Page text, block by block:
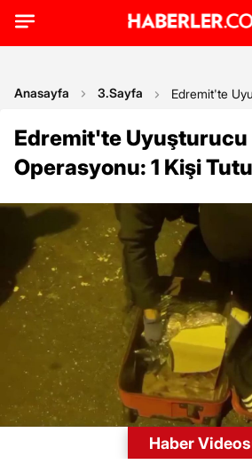
Anasayfa 3.Sayfa Edremit'te
Edremit'te Uyuşturucu
Operasyonu: 1 Kişi
Haber